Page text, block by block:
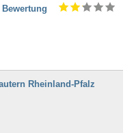
Rheinland-Pfalz